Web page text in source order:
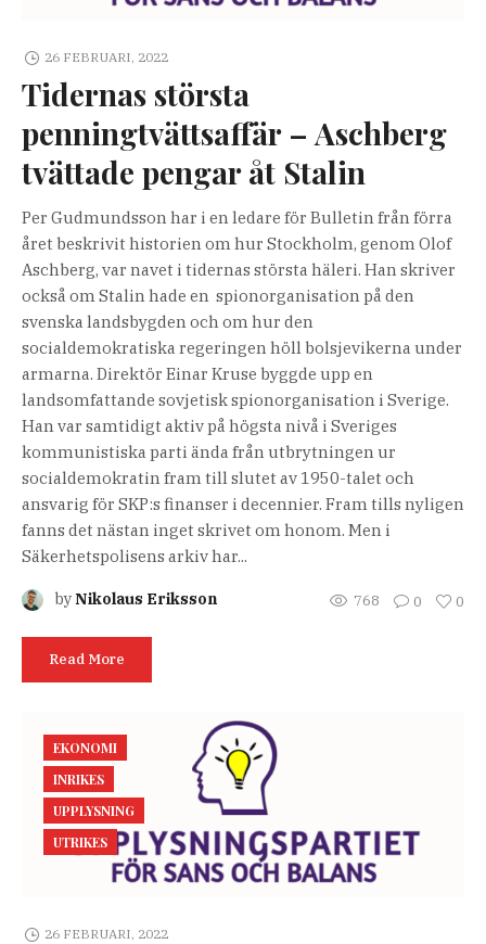
26 FEBRUARI, 2022
Tidernas största
penningtvättsaffär – Aschberg
tvättade pengar åt Stalin
Per Gudmundsson har i en ledare för Bulletin från förra
året beskrivit historien om hur Stockholm, genom Olof
Aschberg, var navet i tidernas största häleri. Han skriver
också om Stalin hade en spionorganisation på den
svenska landsbygden och om hur den
socialdemokratiska regeringen höll bolsjevikerna under
armarna. Direktör Einar Kruse byggde upp en
landsomfattande sovjetisk spionorganisation i Sverige.
Han var samtidigt aktiv på högsta nivå i Sveriges
kommunistiska parti ända från utbrytningen ur
socialdemokratin fram till slutet av 1950-talet och
ansvarig för SKP:s finanser i decennier. Fram tills nyligen
fanns det nästan inget skrivet om honom. Men i
Säkerhetspolisens arkiv har...
byNikolaus Eriksson 768 0 0
Read More
EKONOMI
INRIKES
UPPLYSNING
UTRIKES
26 FEBRUARI, 2022